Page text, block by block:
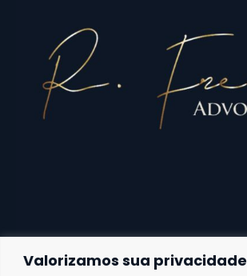
Valorizamos sua privacidade